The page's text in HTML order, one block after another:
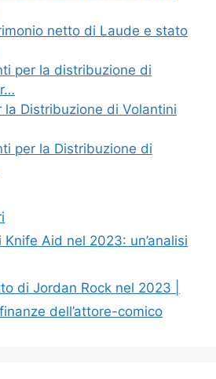
netto di Laude e stato
per la distribuzione di
la Distribuzione di Volantini
per la Distribuzione di
Aid nel 2023: un’analisi
di Jordan Rock nel 2023 |
dell’attore-comico